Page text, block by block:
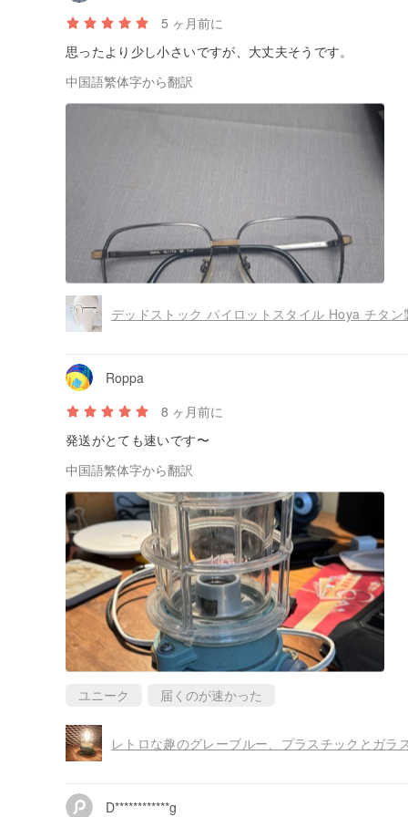
5 ヶ月前に
思ったより少し小さいですが、大丈夫そうです。
中国語繁体字から翻訳
Roppa
8 ヶ月前に
発送がとても速いです〜
中国語繁体字から翻訳
ユニーク 届くのが速かった
D************g